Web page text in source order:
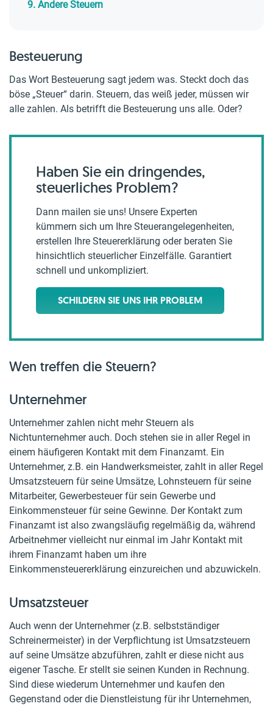
9. Andere Steuern
Besteuerung
Das Wort Besteuerung sagt jedem was. Steckt doch das
böse „Steuer“ darin. Steuern, das weiß jeder, müssen wir
alle zahlen. Als betrifft die Besteuerung uns alle. Oder?
Haben Sie ein dringendes,
steuerliches Problem?
Dann mailen sie uns! Unsere Experten
kümmern sich um Ihre Steuerangelegenheiten,
erstellen Ihre Steuererklärung oder beraten Sie
hinsichtlich steuerlicher Einzelfälle. Garantiert
schnell und unkompliziert.
SCHILDERN SIE UNS IHR PROBLEM
Wen treffen die Steuern?
Unternehmer
Unternehmer zahlen nicht mehr Steuern als
Nichtunternehmer auch. Doch stehen sie in aller Regel in
einem häufigeren Kontakt mit dem Finanzamt. Ein
Unternehmer, z.B. ein Handwerksmeister, zahlt in aller Regel
Umsatzsteuern für seine Umsätze, Lohnsteuern für seine
Mitarbeiter, Gewerbesteuer für sein Gewerbe und
Einkommensteuer für seine Gewinne. Der Kontakt zum
Finanzamt ist also zwangsläufig regelmäßig da, während
Arbeitnehmer vielleicht nur einmal im Jahr Kontakt mit
ihrem Finanzamt haben um ihre
Einkommensteuererklärung einzureichen und abzuwickeln.
Umsatzsteuer
Auch wenn der Unternehmer (z.B. selbstständiger
Schreinermeister) in der Verpflichtung ist Umsatzsteuern
auf seine Umsätze abzuführen, zahlt er diese nicht aus
eigener Tasche. Er stellt sie seinen Kunden in Rechnung.
Sind diese wiederum Unternehmer und kaufen den
Gegenstand oder die Dienstleistung für ihr Unternehmen,